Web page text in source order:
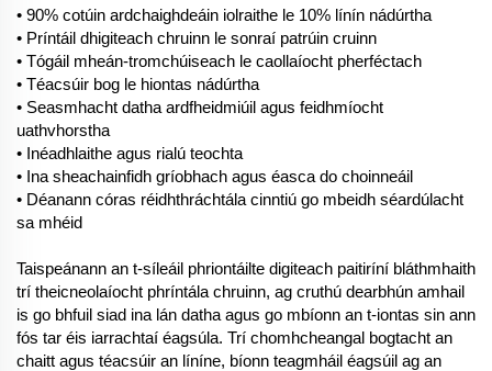
• 90% cotúin ardchaighdeáin iolraithe le 10% línín nádúrtha
• Príntáil dhigiteach chruinn le sonraí patrúin cruinn
• Tógáil mheán-tromchúiseach le caollaíocht pherféctach
• Téacsúir bog le hiontas nádúrtha
• Seasmhacht datha ardfheidmiúil agus feidhmíocht
uathvhorstha
• Inéadhlaithe agus rialú teochta
• Ina sheachainfidh gríobhach agus éasca do choinneáil
• Déanann córas réidhthráchtála cinntiú go mbeidh séardúlacht
sa mhéid
Taispeánann an t-síleáil phriontáilte digiteach paitiríní bláthmhaith
trí theicneolaíocht phríntála chruinn, ag cruthú dearbhún amhail
is go bhfuil siad ina lán datha agus go mbíonn an t-iontas sin ann
fós tar éis iarrachtaí éagsúla. Trí chomhcheangal bogtacht an
chaitt agus téacsúir an líníne, bíonn teagmháil éagsúil ag an